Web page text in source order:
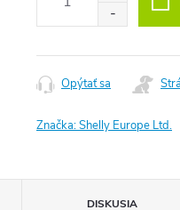
Opýtať sa
Značka:Shelly Europe Ltd.
DISKUSIA